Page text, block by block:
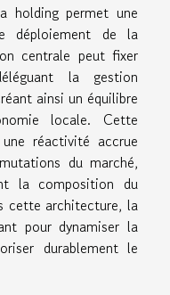
holding permet une
déploiement de la
centrale peut fixer
la gestion
ainsi un équilibre
locale. Cette
réactivité accrue
du marché,
la composition du
cette architecture, la
pour dynamiser la
durablement le